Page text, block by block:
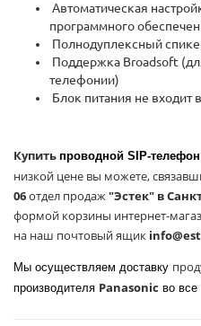
Автоматическая
программного
Полнодуплексный
Поддержка Broadsoft
телефонии)
Блок питания не входит
Купить проводной SIP-телефон
низкой цене вы можете,
06отдел продаж"Эстек" в
формой корзины интернет-
на наш почтовый ящик
Мы осуществляем доставку
производителя Panasonic во все